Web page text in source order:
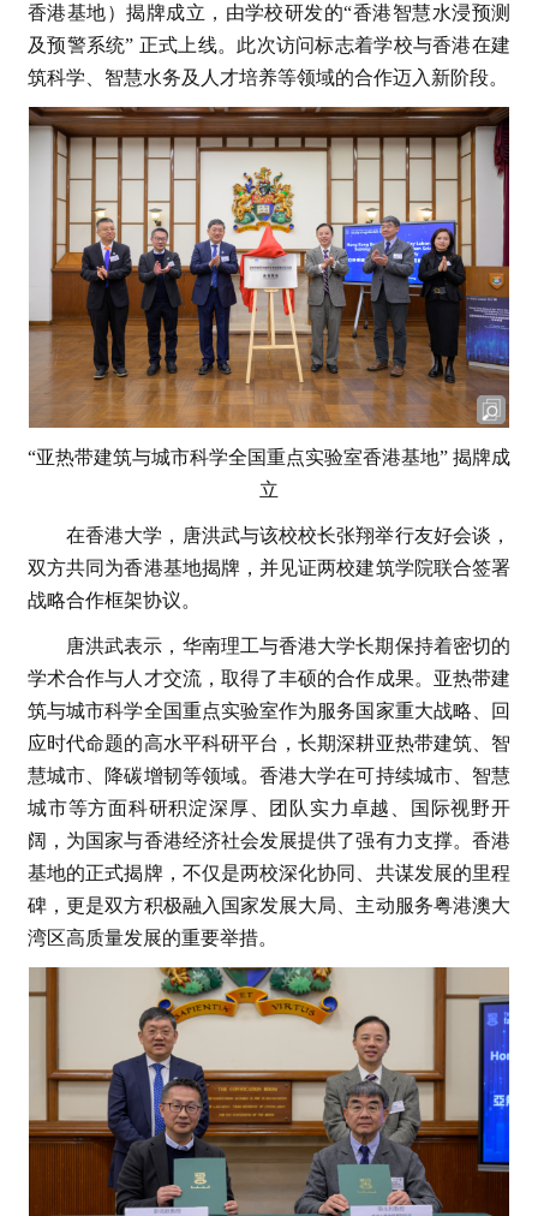
香港基地）揭牌成立，由学校研发的“香港智慧水浸预测
及预警系统” 正式上线。此次访问标志着学校与香港在建
筑科学、智慧水务及人才培养等领域的合作迈入新阶段。
“亚热带建筑与城市科学全国重点实验室香港基地” 揭牌成
立
在香港大学，唐洪武与该校校长张翔举行友好会谈，
双方共同为香港基地揭牌，并见证两校建筑学院联合签署
战略合作框架协议。
唐洪武表示，华南理工与香港大学长期保持着密切的
学术合作与人才交流，取得了丰硕的合作成果。亚热带建
筑与城市科学全国重点实验室作为服务国家重大战略、回
应时代命题的高水平科研平台，长期深耕亚热带建筑、智
慧城市、降碳增韧等领域。香港大学在可持续城市、智慧
城市等方面科研积淀深厚、团队实力卓越、国际视野开
阔，为国家与香港经济社会发展提供了强有力支撑。香港
基地的正式揭牌，不仅是两校深化协同、共谋发展的里程
碑，更是双方积极融入国家发展大局、主动服务粤港澳大
湾区高质量发展的重要举措。